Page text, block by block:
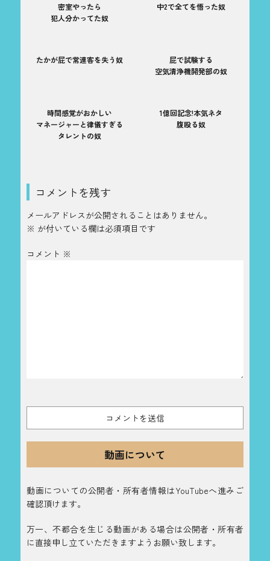
密室やったら
犯人分かってた奴
中2で全てを悟った奴
たかが屁で常連客を失う奴
屁で試験する
空気清浄機開発部の奴
時間感覚がおかしい
マネージャーと律儀すぎる
タレントの奴
1億回記念!本気ネタ
腹殴る奴
コメントを残す
メールアドレスが公開されることはありません。
※ が付いている欄は必須項目です
コメント ※
動画について
動画についての公開者・所有者情報はYouTubeへ進みご
確認頂けます。
万一、不都合を生じる動画がある場合は公開者・所有者
に直接申し立ていただきますようお願い致します。